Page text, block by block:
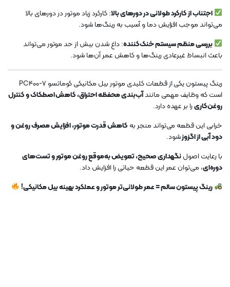
اجتناب از کارکرد طولانی در دورهای بالا: کارکرد زیاد موتور در دورهای بالا
می‌تواند موجب افزایش دما و آسیب به رینگ‌ها شود.
بررسی منظم سیستم خنک‌کننده: داغ شدن بیش از حد موتور می‌تواند
باعث انبساط غیرعادی رینگ‌ها و کاهش عمر آن‌ها شود.
رینگ پیستون یکی از قطعات کلیدی موتور بیل مکانیکی کوماتسو PC400-7
است که وظایف مهمی مانندآب‌بندی محفظه احتراق، کاهش اصطکاک و کنترل
روغن‌کاریرا بر عهده دارد.
خرابی این قطعه می‌تواند منجر به کاهش قدرت موتور، افزایش مصرف روغن و
دود آبی از اگزوزشود.
با رعایت اصولنگهداری صحیح، تعویض به‌موقع روغن موتور و تست‌های
دوره‌ای، می‌توان عمر این قطعه حیاتی را افزایش داد.
رینگ پیستون سالم = عمر طولانی‌تر موتور و عملکرد بهینه بیل مکانیکی!